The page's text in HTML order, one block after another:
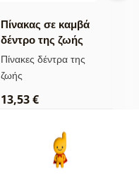
Πίνακας σε καμβά
δέντρο της ζωής
χρυσή μαγεία
Πίνακες δέντρα της
ζωής
13,53 €